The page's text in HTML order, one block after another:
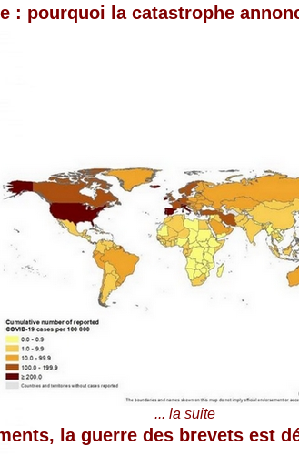
: pourquoi la catastrophe
... la suite
la guerre des brevets est